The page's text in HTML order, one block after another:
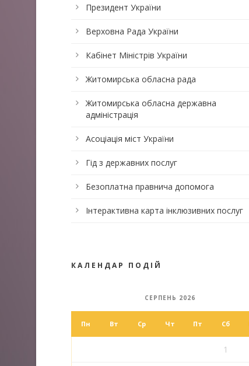
Президент України
Верховна Рада України
Кабінет Міністрів України
Житомирська обласна рада
Житомирська обласна державна
адміністрація
Асоціація міст України
Гід з державних послуг
Безоплатна правнича допомога
Інтерактивна карта інклюзивних послуг
КАЛЕНДАР ПОДІЙ
СЕРПЕНЬ 2026
Пн Вт Ср Чт Пт Сб
1